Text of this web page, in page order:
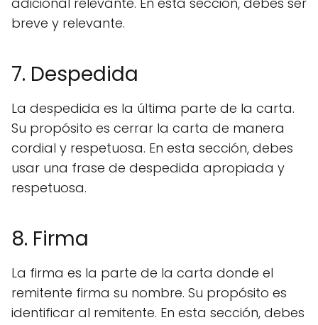
breve y relevante.
7. Despedida
La despedida es la última parte de la carta.
Su propósito es cerrar la carta de manera
cordial y respetuosa. En esta sección, debes
usar una frase de despedida apropiada y
respetuosa.
8. Firma
La firma es la parte de la carta donde el
remitente firma su nombre. Su propósito es
identificar al remitente. En esta sección, debes